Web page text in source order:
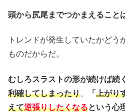
頭から尻尾までつかまえること
トレンドが発生していたかどう
ものだからだ。
むしろスラストの形が続けば続
利確してしまったり
「 上がり
えて逆張りしたくなるという心